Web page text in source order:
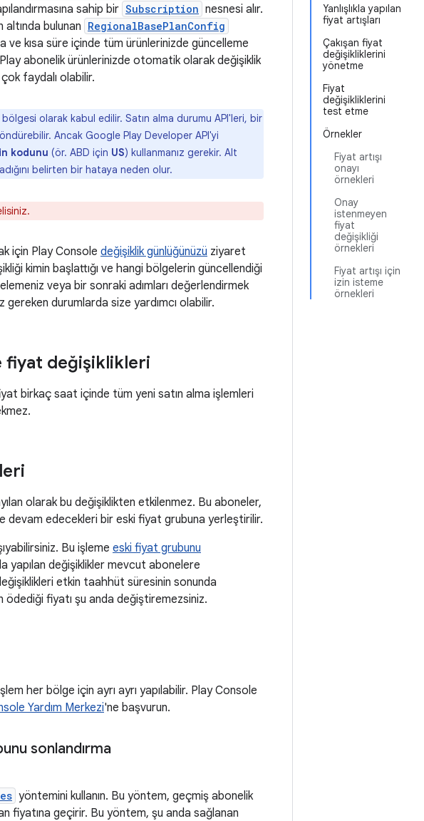
Yanlışlıkla yapılan
fiyat artışları
Çakışan fiyat
değişikliklerini
yönetme
Fiyat
değişikliklerini
test etme
Örnekler
Fiyat artışı
onayı
örnekleri
Onay
istenmeyen
fiyat
değişikliği
örnekleri
Fiyat artışı için
izin isteme
örnekleri
sahip bir Subscription nesnesi alır.
bulunan RegionalBasePlanConfig
ve kısa süre içinde tüm ürünlerinizde güncelleme
abonelik ürünlerinizde otomatik olarak değişiklik
faydalı olabilir.
olarak kabul edilir. Satın alma durumu API'leri, bir
Ancak Google Play Developer API'yi
kodunu (ör. ABD için US) kullanmanız gerekir. Alt
belirten bir hataya neden olur.
için Play Console değişiklik günlüğünüzü ziyaret
kimin başlattığı ve hangi bölgelerin güncellendiği
veya bir sonraki adımları değerlendirmek
gereken durumlarda size yardımcı olabilir.
fiyat değişiklikleri
birkaç saat içinde tüm yeni satın alma işlemleri
olarak bu değişiklikten etkilenmez. Bu aboneler,
devam edecekleri bir eski fiyat grubuna yerleştirilir.
Bu işleme eski fiyat grubunu
yapılan değişiklikler mevcut abonelere
etkin taahhüt süresinin sonunda
ödediği fiyatı şu anda değiştiremezsiniz.
her bölge için ayrı ayrı yapılabilir. Play Console
Yardım Merkezi'ne başvurun.
sonlandırma
yöntemini kullanın. Bu yöntem, geçmiş abonelik
fiyatına geçirir. Bu yöntem, şu anda sağlanan